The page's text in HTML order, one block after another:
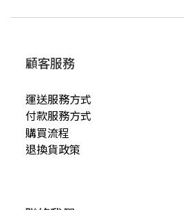
顧客服務
運送服務方式
付款服務方式
購買流程
退換貨政策